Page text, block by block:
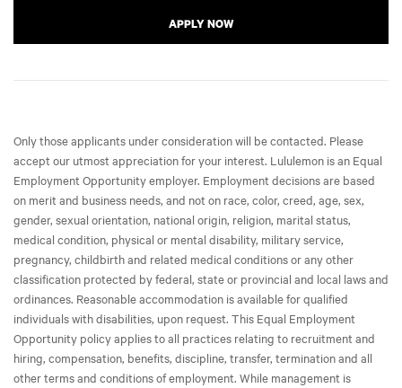
APPLY NOW
Only those applicants under consideration will be contacted. Please
accept our utmost appreciation for your interest. Lululemon is an Equal
Employment Opportunity employer. Employment decisions are based
on merit and business needs, and not on race, color, creed, age, sex,
gender, sexual orientation, national origin, religion, marital status,
medical condition, physical or mental disability, military service,
pregnancy, childbirth and related medical conditions or any other
classification protected by federal, state or provincial and local laws and
ordinances. Reasonable accommodation is available for qualified
individuals with disabilities, upon request. This Equal Employment
Opportunity policy applies to all practices relating to recruitment and
hiring, compensation, benefits, discipline, transfer, termination and all
other terms and conditions of employment. While management is